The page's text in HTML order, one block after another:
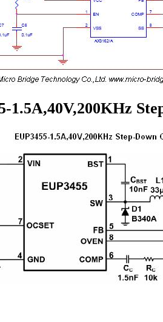
1.5A,40V,200KHz